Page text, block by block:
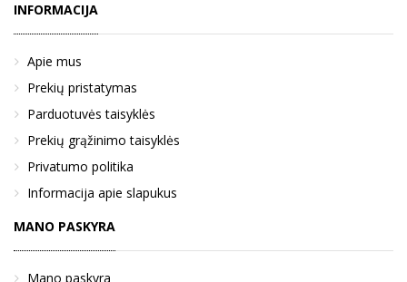
INFORMACIJA
Apie mus
Prekių pristatymas
Parduotuvės taisyklės
Prekių grąžinimo taisyklės
Privatumo politika
Informacija apie slapukus
MANO PASKYRA
Mano paskyra